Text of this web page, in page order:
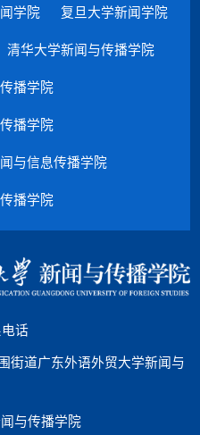
学院 复旦大学新闻学院
清华大学新闻与传播学院
播学院
播学院
与信息传播学院
播学院
话
街道广东外语外贸大学新闻与
与传播学院